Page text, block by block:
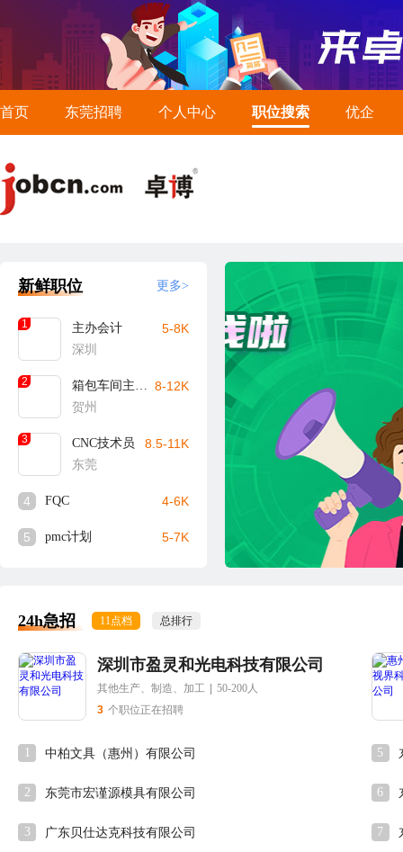
首页 东莞招聘 个人中心 职位搜索 优企
新鲜职位 更多>
1
主办会计
深圳
5-8K
2
箱包车间主任/主管（贺州）
贺州
8-12K
3
CNC技术员
东莞
8.5-11K
4 FQC 4-6K
5 pmc计划 5-7K
24h急招 11点档 总排行
深圳市盈灵和光电科技有限公司
其他生产、制造、加工
50-200人
3 个职位正在招聘
1 中柏文具（惠州）有限公司
2 东莞市宏谨源模具有限公司
3 广东贝仕达克科技有限公司
5
6
7